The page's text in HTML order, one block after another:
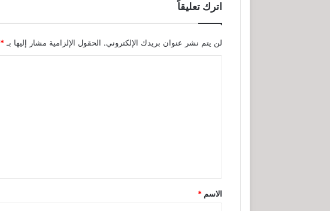
اترك تعليقاً
لن يتم نشر عنوان بريدك الإلكتروني. الحقول الإلزامية مشار إليها بـ*
*
الاسم*